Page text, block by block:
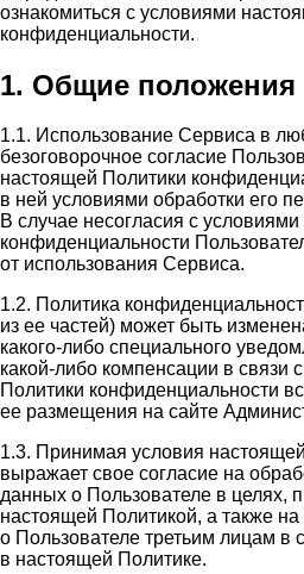
ознакомиться с условиями
конфиденциальности.
1. Общие положения
1.1. Использование Сервиса в
безоговорочное согласие
настоящей Политики
в ней условиями обработки его
В случае несогласия с
конфиденциальности
от использования Сервиса.
1.2. Политика
из ее частей) может быть
какого-либо специального
какой-либо компенсации в связи
Политики конфиденциальности
ее размещения на сайте
1.3. Принимая условия
выражает свое согласие на
данных о Пользователе в целях,
настоящей Политикой, а также
о Пользователе третьим лицам в
в настоящей Политике.